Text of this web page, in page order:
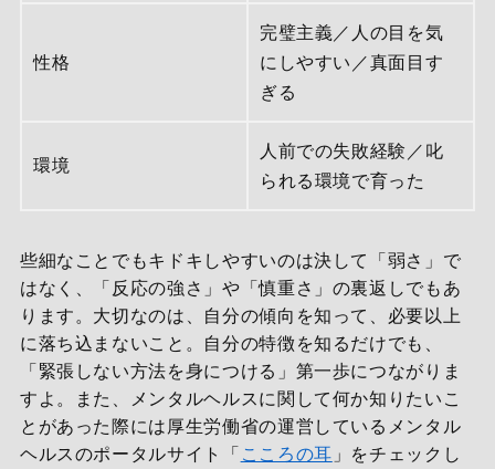
性格
完璧主義／人の目を気
にしやすい／真面目す
ぎる
環境
人前での失敗経験／叱
られる環境で育った
些細なことでもキドキしやすいのは決して「弱さ」で
はなく、「反応の強さ」や「慎重さ」の裏返しでもあ
ります。大切なのは、自分の傾向を知って、必要以上
に落ち込まないこと。自分の特徴を知るだけでも、
「緊張しない方法を身につける」第一歩につながりま
すよ。また、メンタルヘルスに関して何か知りたいこ
とがあった際には厚生労働省の運営しているメンタル
ヘルスのポータルサイト「 こころの耳 」をチェックし